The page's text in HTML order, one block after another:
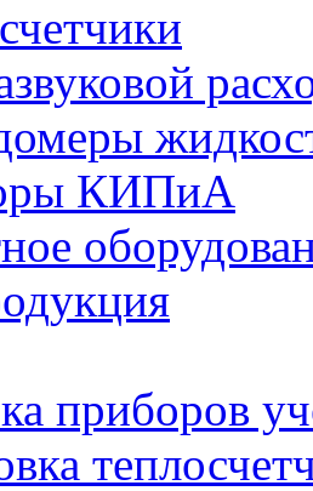
КИПиА
приборов